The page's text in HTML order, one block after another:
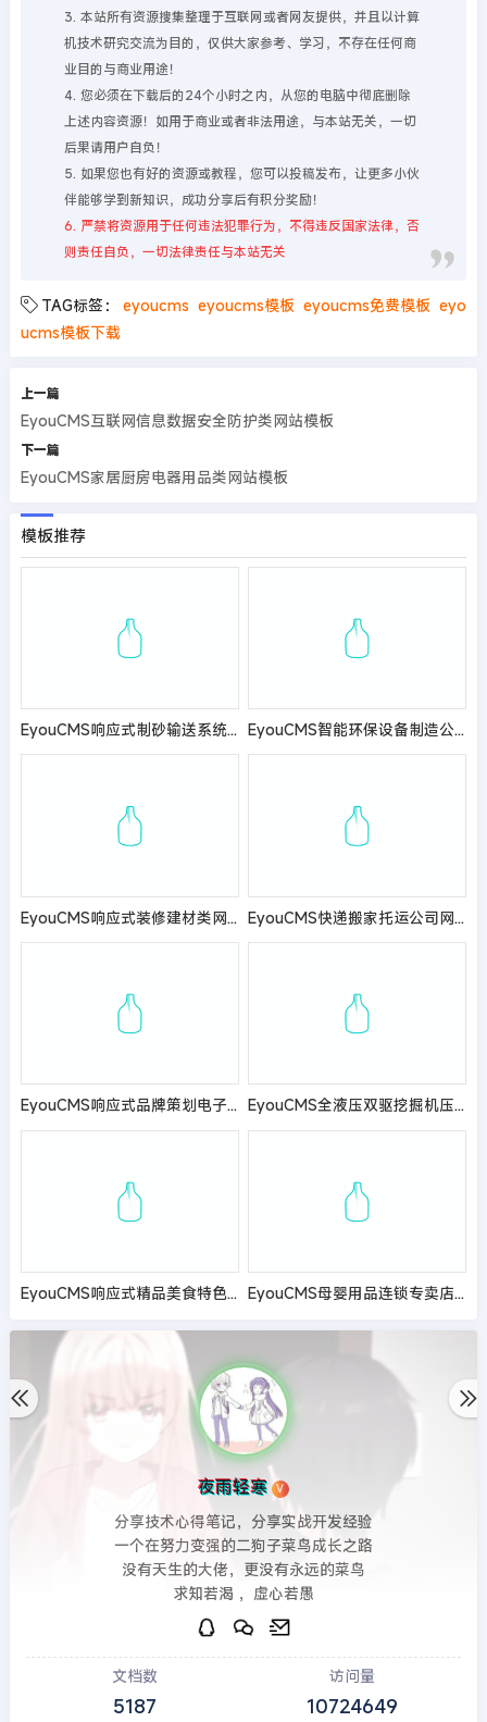
3. 本站所有资源搜集整理于互联网或者网友提供，并且以计算
机技术研究交流为目的，仅供大家参考、学习，不存在任何商
业目的与商业用途！
4. 您必须在下载后的24个小时之内，从您的电脑中彻底删除
上述内容资源！如用于商业或者非法用途，与本站无关，一切
后果请用户自负！
5. 如果您也有好的资源或教程，您可以投稿发布，让更多小伙
伴能够学到新知识，成功分享后有积分奖励！
6. 严禁将资源用于任何违法犯罪行为，不得违反国家法律，否
则责任自负，一切法律责任与本站无关
TAG标签： eyoucms eyoucms模板 eyoucms免费模板 eyo
ucms模板下载
上一篇
EyouCMS互联网信息数据安全防护类网站模板
下一篇
EyouCMS家居厨房电器用品类网站模板
模板推荐
EyouCMS响应式制砂输送系统类网站模板 EyouCMS智能环保设备制造公司网站模板
EyouCMS响应式装修建材类网站模板 EyouCMS快递搬家托运公司网站模板
EyouCMS响应式品牌策划电子商务网站模板 EyouCMS全液压双驱挖掘机压路机类网站模板
EyouCMS响应式精品美食特色汤盅网站模板 EyouCMS母婴用品连锁专卖店网站模板
夜雨轻寒 V
分享技术心得笔记，分享实战开发经验
一个在努力变强的二狗子菜鸟成长之路
没有天生的大佬，更没有永远的菜鸟
求知若渴 ，虚心若愚
文档数
5187
访问量
10724649